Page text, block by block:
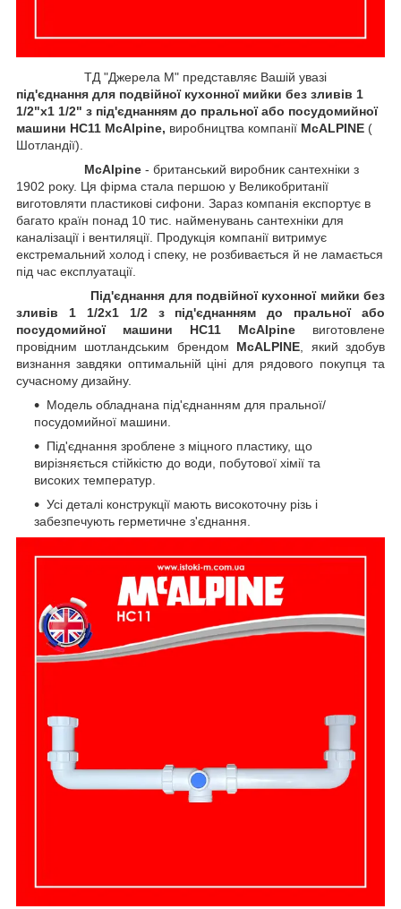
ТД "Джерела М" представляє Вашій увазі
під'єднання для подвійної кухонної мийки без зливів 1
1/2"х1 1/2" з під'єднанням до пральної або посудомийної
машини HC11 McAlpine, виробництва компанії McALPINE (
Шотландії).
McAlpine - британський виробник сантехніки з
1902 року. Ця фірма стала першою у Великобританії
виготовляти пластикові сифони. Зараз компанія експортує в
багато країн понад 10 тис. найменувань сантехніки для
каналізації і вентиляції. Продукція компанії витримує
екстремальний холод і спеку, не розбивається й не ламається
під час експлуатації.
Під'єднання для подвійної кухонної мийки без
зливів 1 1/2х1 1/2 з під'єднанням до пральної або
посудомийної машини HC11 McAlpine виготовлене
провідним шотландським брендом McALPINE , який здобув
визнання завдяки оптимальній ціні для рядового покупця та
сучасному дизайну.
Модель обладнана під'єднанням для пральної/
посудомийної машини.
Під'єднання зроблене з міцного пластику, що
вирізняється стійкістю до води, побутової хімії та
високих температур.
Усі деталі конструкції мають високоточну різь і
забезпечують герметичне з'єднання.